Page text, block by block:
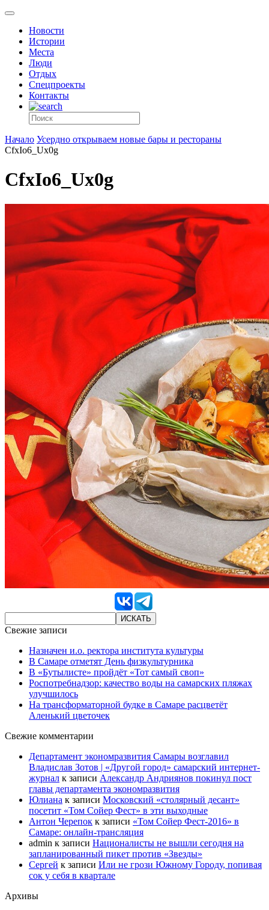
Новости
Истории
Места
Люди
Отдых
Спецпроекты
Контакты
Начало Усердно открываем новые бары и рестораны
CfxIo6_Ux0g
CfxIo6_Ux0g
Свежие записи
Назначен и.о. ректора института культуры
В Самаре отметят День физкультурника
В «Бутылисте» пройдёт «Тот самый своп»
Роспотребнадзор: качество воды на самарских пляжах
улучшилось
На трансформаторной будке в Самаре расцветёт
Аленький цветочек
Свежие комментарии
Департамент экономразвития Самары возглавил
Владислав Зотов | «Другой город» самарский интернет-
журнал к записи Александр Андриянов покинул пост
главы департамента экономразвития
Юлиана к записи Московский «столярный десант»
посетит «Том Сойер Фест» в эти выходные
Антон Черепок к записи «Том Сойер Фест-2016» в
Самаре: онлайн-трансляция
admin к записи Националисты не вышли сегодня на
запланированный пикет против «Звезды»
Сергей к записи Или не грози Южному Городу, попивая
сок у себя в квартале
Архивы